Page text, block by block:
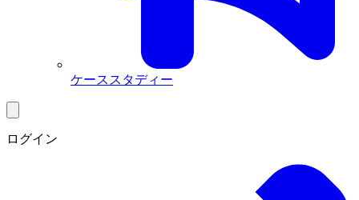
ケーススタディー
ログイン